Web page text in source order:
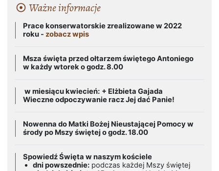
Ważne informacje
Prace konserwatorskie zrealizowane w 2022
roku - zobacz wpis
Msza święta przed ołtarzem świętego Antoniego
w każdy wtorek o godz. 8.00
w miesiącu kwiecień: + Elżbieta Gajada
Wieczne odpoczywanie racz Jej dać Panie!
Nowenna do Matki Bożej Nieustającej Pomocy w
środy po Mszy świętej o godz. 18.00
Spowiedź Święta w naszym kościele
dni powszednie: podczas każdej Mszy świętej